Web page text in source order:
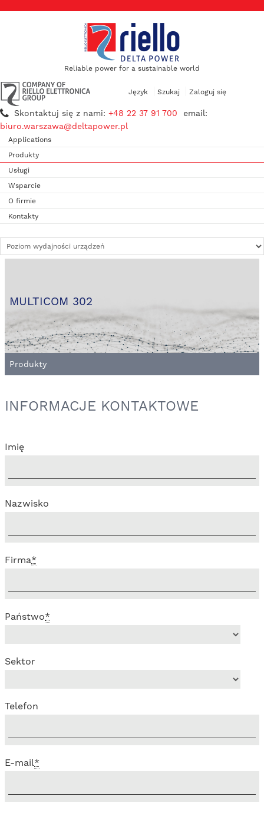
Reliable power for a sustainable world
Skontaktuj się z nami: +48 22 37 91 700 email:
biuro.warszawa@deltapower.pl
Język Szukaj Zaloguj się
Applications
Produkty
Usługi
Wsparcie
O firmie
Kontakty
MULTICOM 302
Produkty
INFORMACJE KONTAKTOWE
Imię
Nazwisko
Firma*
Państwo*
Sektor
Telefon
E-mail*